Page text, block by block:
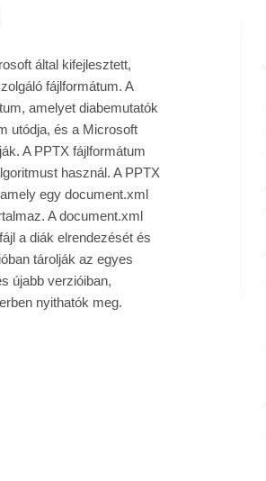
által kifejlesztett,
fájlformátum. A
amelyet diabemutatók
utódja, és a Microsoft
A PPTX fájlformátum
használ. A PPTX
egy document.xml
A document.xml
a diák elrendezését és
tárolják az egyes
újabb verzióiban,
nyithatók meg.